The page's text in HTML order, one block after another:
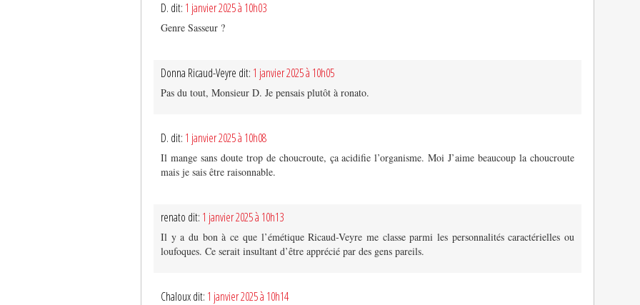
D. dit: 1 janvier 2025 à 10h03
Genre Sasseur ?
Donna Ricaud-Veyre dit: 1 janvier 2025 à 10h05
Pas du tout, Monsieur D. Je pensais plutôt à ronato.
D. dit: 1 janvier 2025 à 10h08
Il mange sans doute trop de choucroute, ça acidifie l’organisme. Moi J’aime beaucoup la choucroute
mais je sais être raisonnable.
renato dit: 1 janvier 2025 à 10h13
Il y a du bon à ce que l’émétique Ricaud-Veyre me classe parmi les personnalités caractérielles ou
loufoques. Ce serait insultant d’être apprécié par des gens pareils.
Chaloux dit: 1 janvier 2025 à 10h14